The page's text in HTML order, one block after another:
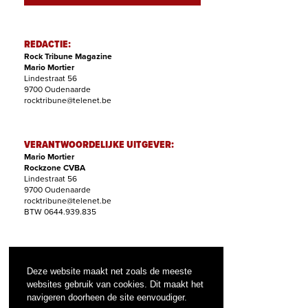
Deze website maakt net zoals de meeste
websites gebruik van cookies. Dit maakt het
navigeren doorheen de site eenvoudiger.
REDACTIE:
Rock Tribune Magazine
Mario Mortier
Lindestraat 56
9700 Oudenaarde
rocktribune@telenet.be
VERANTWOORDELIJKE UITGEVER:
Mario Mortier
Rockzone CVBA
Lindestraat 56
9700 Oudenaarde
rocktribune@telenet.be
BTW 0644.939.835
Filip Nollet
abonnementen@rock-tribune.com